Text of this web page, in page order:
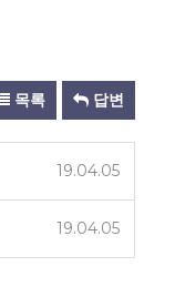
목록 답변
19.04.05
19.04.05